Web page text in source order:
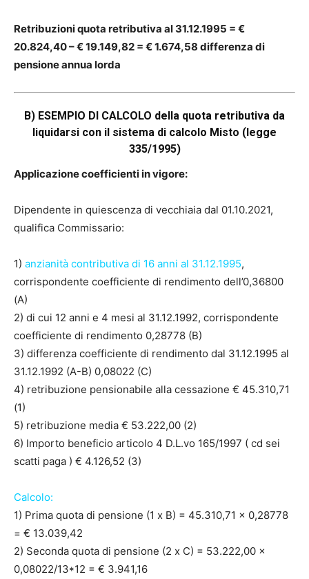
Retribuzioni quota retributiva al 31.12.1995 = €
20.824,40 – € 19.149,82 = € 1.674,58 differenza di
pensione annua lorda
B) ESEMPIO DI CALCOLO della quota retributiva da
liquidarsi con il sistema di calcolo Misto (legge
335/1995)
Applicazione coefficienti in vigore:
Dipendente in quiescenza di vecchiaia dal 01.10.2021,
qualifica Commissario:
1) anzianità contributiva di 16 anni al 31.12.1995,
corrispondente coefficiente di rendimento dell’0,36800
(A)
2) di cui 12 anni e 4 mesi al 31.12.1992, corrispondente
coefficiente di rendimento 0,28778 (B)
3) differenza coefficiente di rendimento dal 31.12.1995 al
31.12.1992 (A-B) 0,08022 (C)
4) retribuzione pensionabile alla cessazione € 45.310,71
(1)
5) retribuzione media € 53.222,00 (2)
6) Importo beneficio articolo 4 D.L.vo 165/1997 ( cd sei
scatti paga ) € 4.126,52 (3)
Calcolo:
1) Prima quota di pensione (1 x B) = 45.310,71 x 0,28778
= € 13.039,42
2) Seconda quota di pensione (2 x C) = 53.222,00 x
0,08022/13*12 = € 3.941,16